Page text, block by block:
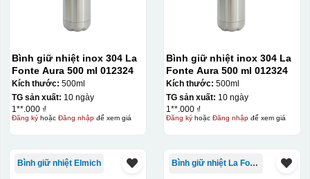
Kiểu in:
In UV trên quà tặng là kỹ thuật sử dụng mực đặc biệt
Bình giữ nhiệt inox 304 La
Fonte Aura 500 ml 012324
Kích thước: 500ml
TG sản xuất: 10 ngày
1**.000 ₫
Đăng kýhoặc Đăng nhậpđể xem giá
Bình giữ nhiệt inox 304 La
Fonte Aura 500 ml 012324
Kích thước: 500ml
TG sản xuất: 10 ngày
1**.000 ₫
Đăng kýhoặc Đăng nhậpđể xem giá
Bình giữ nhiệt Elmich Bình giữ nhiệt La Fonte